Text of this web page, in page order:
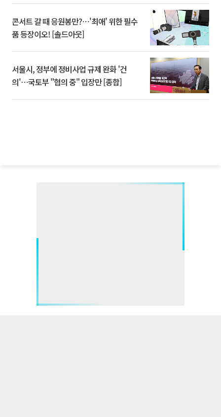
콘서트 갈 때 응원봉만?⋯'최애' 위한 필수
품 등장이오! [솔드아웃]
서울시, 정부에 정비사업 규제 완화 '건
의'⋯국토부 "협의 중" 입장만 [종합]